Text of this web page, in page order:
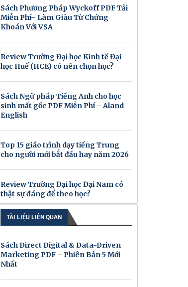
Sách Phương Pháp Wyckoff PDF Tải
Miễn Phí– Làm Giàu Từ Chứng
Khoán Với VSA
Review Trường Đại học Kinh tế Đại
học Huế (HCE) có nên chọn học?
Sách Ngữ pháp Tiếng Anh cho học
sinh mất gốc PDF Miễn Phí – Aland
English
Top 15 giáo trình dạy tiếng Trung
cho người mới bắt đầu hay năm 2026
Review Trường Đại học Đại Nam có
thật sự đáng để theo học?
TÀI LIỆU LIÊN QUAN
Sách Direct Digital & Data-Driven
Marketing PDF – Phiên Bản 5 Mới
Nhất